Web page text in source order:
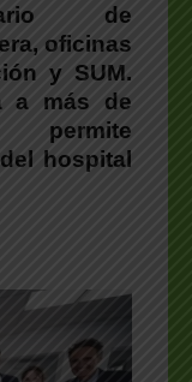
de
oficinas
y SUM.
a más de
permite
hospital